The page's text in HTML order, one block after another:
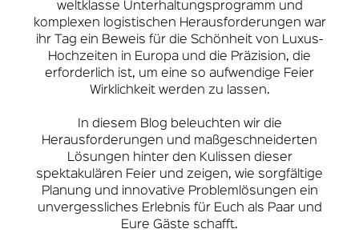
weltklasse Unterhaltungsprogramm und
komplexen logistischen Herausforderungen war
ihr Tag ein Beweis für die Schönheit von Luxus-
Hochzeiten in Europa und die Präzision, die
erforderlich ist, um eine so aufwendige Feier
Wirklichkeit werden zu lassen.
In diesem Blog beleuchten wir die
Herausforderungen und maßgeschneiderten
Lösungen hinter den Kulissen dieser
spektakulären Feier und zeigen, wie sorgfältige
Planung und innovative Problemlösungen ein
unvergessliches Erlebnis für Euch als Paar und
Eure Gäste schafft.